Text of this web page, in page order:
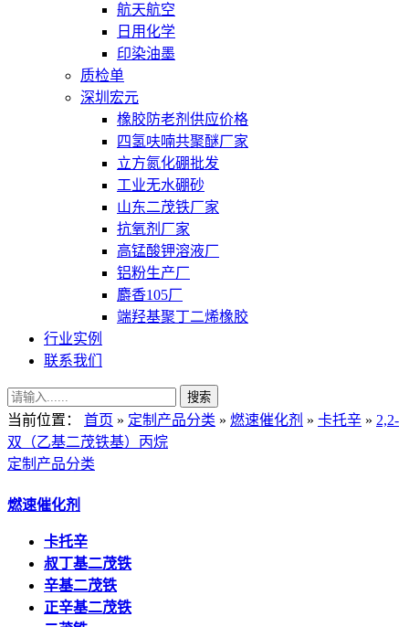
航天航空
日用化学
印染油墨
质检单
深圳宏元
橡胶防老剂供应价格
四氢呋喃共聚醚厂家
立方氮化硼批发
工业无水硼砂
山东二茂铁厂家
抗氧剂厂家
高锰酸钾溶液厂
铝粉生产厂
麝香105厂
端羟基聚丁二烯橡胶
行业实例
联系我们
当前位置： 首页 » 定制产品分类 » 燃速催化剂 » 卡托辛 » 2,2-
双（乙基二茂铁基）丙烷
定制产品分类
燃速催化剂
卡托辛
叔丁基二茂铁
辛基二茂铁
正辛基二茂铁